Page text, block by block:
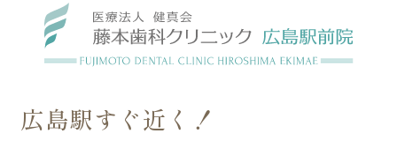
広島駅すぐ近く！